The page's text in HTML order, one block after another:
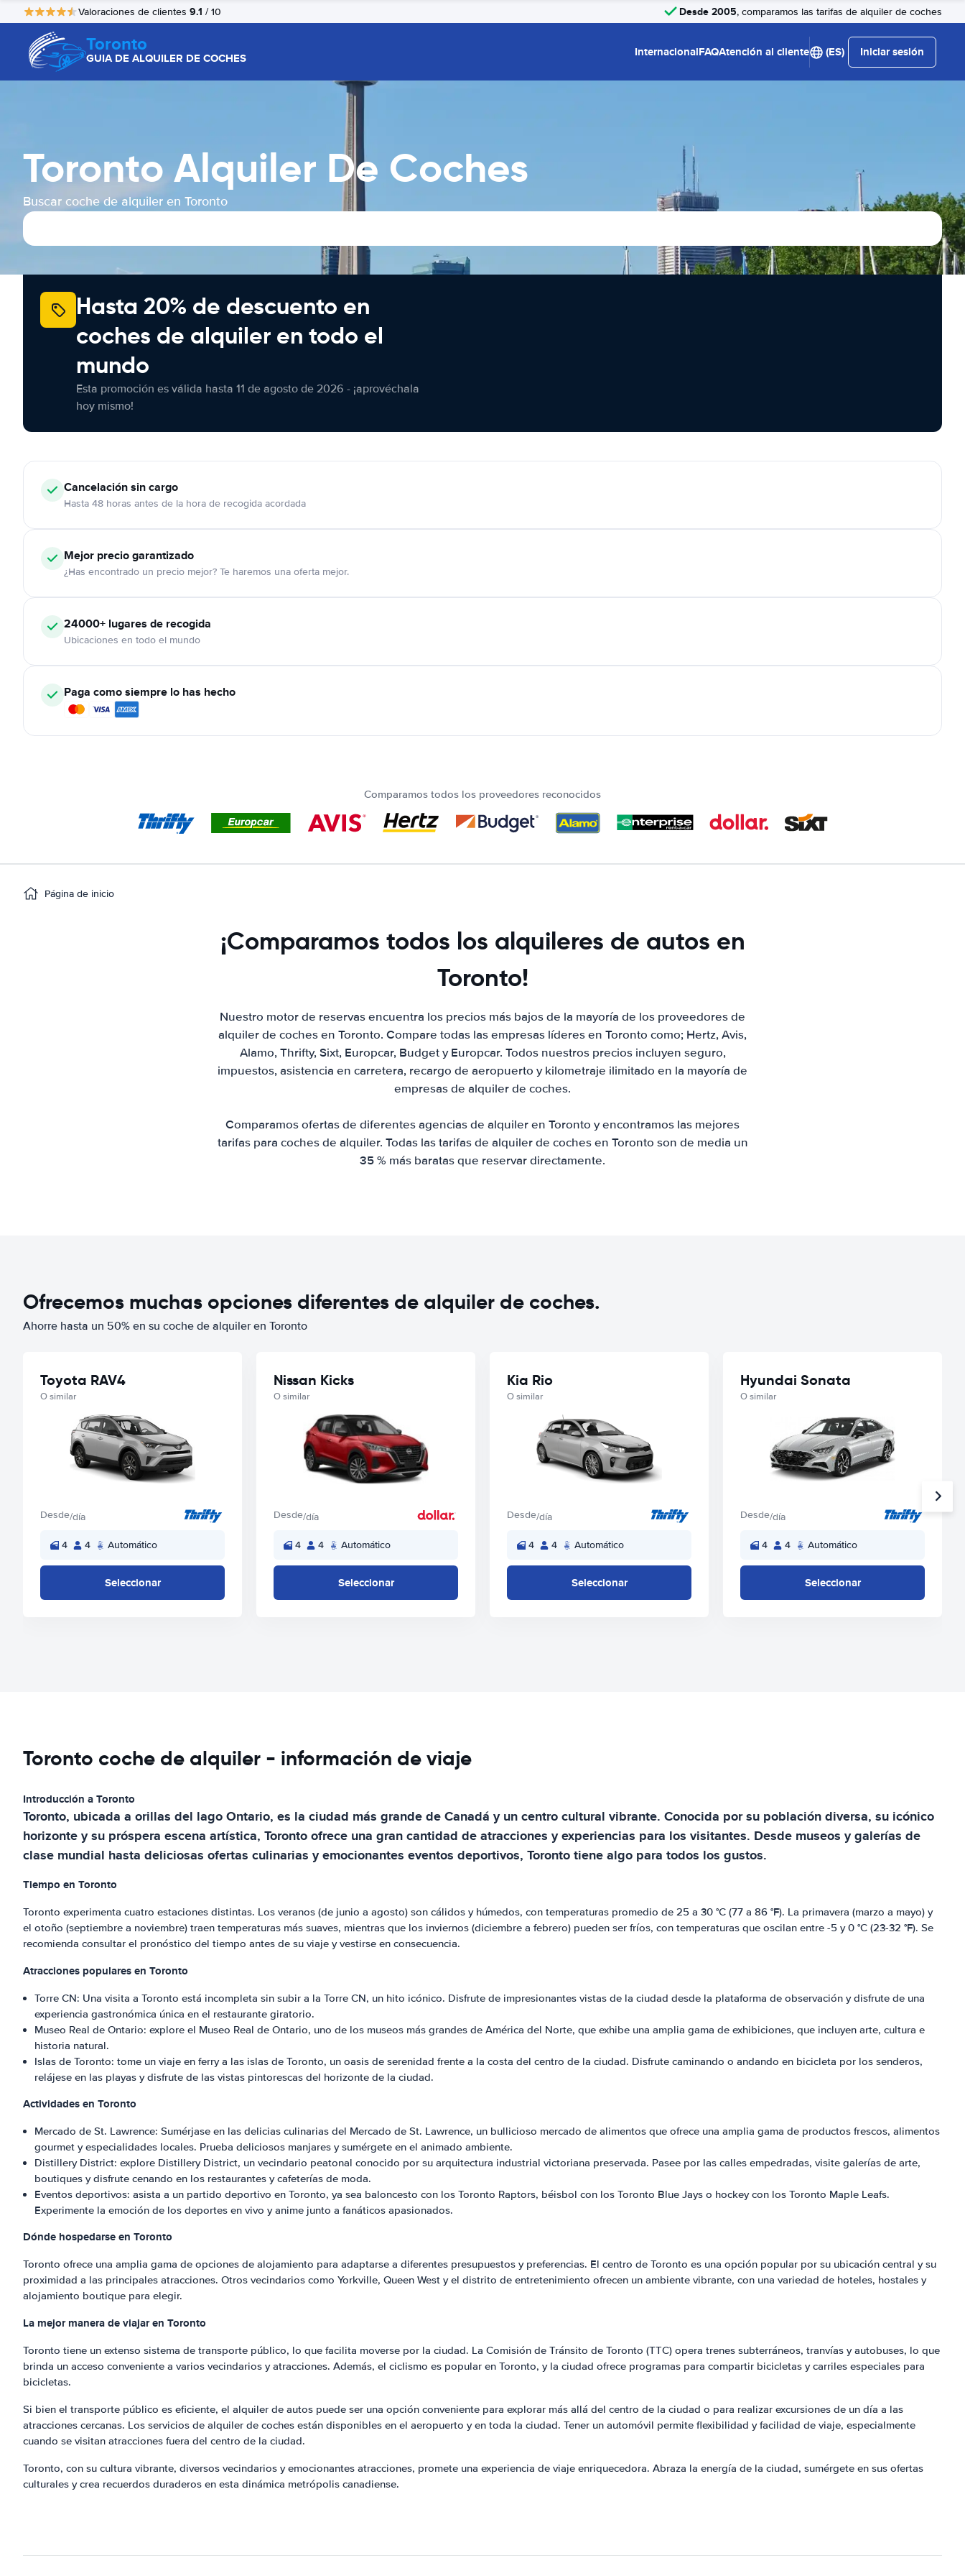
Valoraciones de clientes 9.1 / 10 Desde 2005, comparamos las tarifas de alquiler de coches
Toronto
GUIA DE ALQUILER DE COCHES InternacionalFAQAtención al cliente (ES) Iniciar sesión
Toronto Alquiler De Coches
Buscar coche de alquiler en Toronto
Hasta 20% de descuento en
coches de alquiler en todo el
mundo
Esta promoción es válida hasta 11 de agosto de 2026 - ¡aprovéchala
hoy mismo!
Cancelaciónsin cargo
Hasta 48 horas antes de la hora de recogida acordada
Mejor precio garantizado
¿Has encontrado un precio mejor? Te haremos una oferta mejor.
24000+ lugares de recogida
Ubicaciones en todo el mundo
Paga como siempre lo has hecho
Comparamos todos los proveedores reconocidos
Página de inicio
¡Comparamos todos los alquileres de autos en
Toronto!
Nuestro motor de reservas encuentra los precios más bajos de la mayoría de los proveedores de
alquiler de coches en Toronto. Compare todas las empresas líderes en Toronto como; Hertz, Avis,
Alamo, Thrifty, Sixt, Europcar, Budget y Europcar. Todos nuestros precios incluyen seguro,
impuestos, asistencia en carretera, recargo de aeropuerto y kilometraje ilimitado en la mayoría de
empresas de alquiler de coches.
Comparamos ofertas de diferentes agencias de alquiler en Toronto y encontramos las mejores
tarifas para coches de alquiler. Todas las tarifas de alquiler de coches en Toronto son de media un
35 % más baratas que reservar directamente.
Ofrecemos muchas opciones diferentes de alquiler de coches.
Ahorre hasta un 50% en su coche de alquiler en Toronto
Toyota RAV4
O similar
Desde/día
4 4 Automático
Seleccionar
Nissan Kicks
O similar
Desde/día
4 4 Automático
Seleccionar
Kia Rio
O similar
Desde/día
4 4 Automático
Seleccionar
Hyundai Sonata
O similar
Desde/día
4 4 Automático
Seleccionar
Toronto coche de alquiler - información de viaje
Introducción a Toronto
Toronto, ubicada a orillas del lago Ontario, es la ciudad más grande de Canadá y un centro cultural vibrante. Conocida por su población diversa, su icónico
horizonte y su próspera escena artística, Toronto ofrece una gran cantidad de atracciones y experiencias para los visitantes. Desde museos y galerías de
clase mundial hasta deliciosas ofertas culinarias y emocionantes eventos deportivos, Toronto tiene algo para todos los gustos.
Tiempo en Toronto
Toronto experimenta cuatro estaciones distintas. Los veranos (de junio a agosto) son cálidos y húmedos, con temperaturas promedio de 25 a 30 °C (77 a 86 °F). La primavera (marzo a mayo) y
el otoño (septiembre a noviembre) traen temperaturas más suaves, mientras que los inviernos (diciembre a febrero) pueden ser fríos, con temperaturas que oscilan entre -5 y 0 °C (23-32 °F). Se
recomienda consultar el pronóstico del tiempo antes de su viaje y vestirse en consecuencia.
Atracciones populares en Toronto
Torre CN: Una visita a Toronto está incompleta sin subir a la Torre CN, un hito icónico. Disfrute de impresionantes vistas de la ciudad desde la plataforma de observación y disfrute de una
experiencia gastronómica única en el restaurante giratorio.
Museo Real de Ontario: explore el Museo Real de Ontario, uno de los museos más grandes de América del Norte, que exhibe una amplia gama de exhibiciones, que incluyen arte, cultura e
historia natural.
Islas de Toronto: tome un viaje en ferry a las islas de Toronto, un oasis de serenidad frente a la costa del centro de la ciudad. Disfrute caminando o andando en bicicleta por los senderos,
relájese en las playas y disfrute de las vistas pintorescas del horizonte de la ciudad.
Actividades en Toronto
Mercado de St. Lawrence: Sumérjase en las delicias culinarias del Mercado de St. Lawrence, un bullicioso mercado de alimentos que ofrece una amplia gama de productos frescos, alimentos
gourmet y especialidades locales. Prueba deliciosos manjares y sumérgete en el animado ambiente.
Distillery District: explore Distillery District, un vecindario peatonal conocido por su arquitectura industrial victoriana preservada. Pasee por las calles empedradas, visite galerías de arte,
boutiques y disfrute cenando en los restaurantes y cafeterías de moda.
Eventos deportivos: asista a un partido deportivo en Toronto, ya sea baloncesto con los Toronto Raptors, béisbol con los Toronto Blue Jays o hockey con los Toronto Maple Leafs.
Experimente la emoción de los deportes en vivo y anime junto a fanáticos apasionados.
Dónde hospedarse en Toronto
Toronto ofrece una amplia gama de opciones de alojamiento para adaptarse a diferentes presupuestos y preferencias. El centro de Toronto es una opción popular por su ubicación central y su
proximidad a las principales atracciones. Otros vecindarios como Yorkville, Queen West y el distrito de entretenimiento ofrecen un ambiente vibrante, con una variedad de hoteles, hostales y
alojamiento boutique para elegir.
La mejor manera de viajar en Toronto
Toronto tiene un extenso sistema de transporte público, lo que facilita moverse por la ciudad. La Comisión de Tránsito de Toronto (TTC) opera trenes subterráneos, tranvías y autobuses, lo que
brinda un acceso conveniente a varios vecindarios y atracciones. Además, el ciclismo es popular en Toronto, y la ciudad ofrece programas para compartir bicicletas y carriles especiales para
bicicletas.
Si bien el transporte público es eficiente, el alquiler de autos puede ser una opción conveniente para explorar más allá del centro de la ciudad o para realizar excursiones de un día a las
atracciones cercanas. Los servicios de alquiler de coches están disponibles en el aeropuerto y en toda la ciudad. Tener un automóvil permite flexibilidad y facilidad de viaje, especialmente
cuando se visitan atracciones fuera del centro de la ciudad.
Toronto, con su cultura vibrante, diversos vecindarios y emocionantes atracciones, promete una experiencia de viaje enriquecedora. Abraza la energía de la ciudad, sumérgete en sus ofertas
culturales y crea recuerdos duraderos en esta dinámica metrópolis canadiense.